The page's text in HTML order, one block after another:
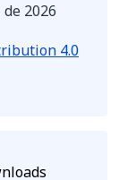
2026
4.0